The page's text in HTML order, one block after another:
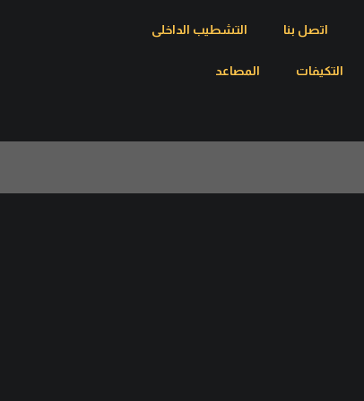
اتصل بنا التشطيب الداخلى
التكيفات المصاعد